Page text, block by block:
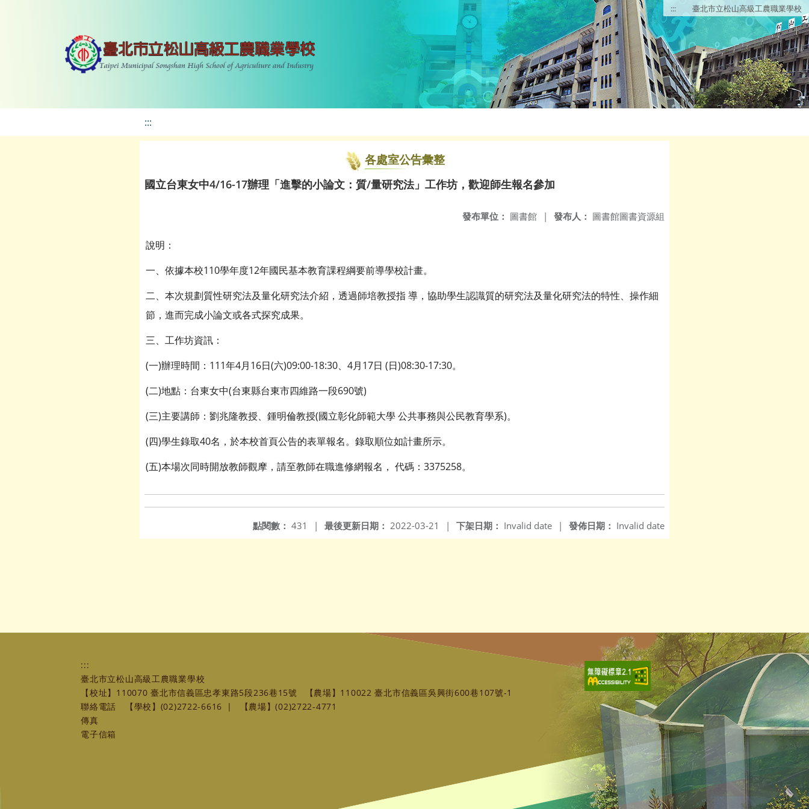
::: 臺北市立松山高級工農職業學校
:::
各處室公告彙整
國立台東女中4/16-17辦理「進擊的小論文：質/量研究法」工作坊，歡迎師生報名參加
發布人： 圖書館圖書資源組
發布單位： 圖書館 |
說明：
一、依據本校110學年度12年國民基本教育課程綱要前導學校計畫。
二、本次規劃質性研究法及量化研究法介紹，透過師培教授指 導，協助學生認識質的研究法及量化研究法的特性、操作細
節，進而完成小論文或各式探究成果。
三、工作坊資訊：
(一)辦理時間：111年4月16日(六)09:00-18:30、4月17日 (日)08:30-17:30。
(二)地點：台東女中(台東縣台東市四維路一段690號)
(三)主要講師：劉兆隆教授、鍾明倫教授(國立彰化師範大學 公共事務與公民教育學系)。
(四)學生錄取40名，於本校首頁公告的表單報名。錄取順位如計畫所示。
(五)本場次同時開放教師觀摩，請至教師在職進修網報名， 代碼：3375258。
發佈日期： Invalid date
下架日期： Invalid date |
最後更新日期： 2022-03-21 |
點閱數： 431 |
:::
臺北市立松山高級工農職業學校
【校址】110070 臺北市信義區忠孝東路5段236巷15號
【農場】110022 臺北市信義區吳興街600巷107號-1
聯絡電話
【學校】(02)2722-6616 |
【農場】(02)2722-4771
傳真
電子信箱